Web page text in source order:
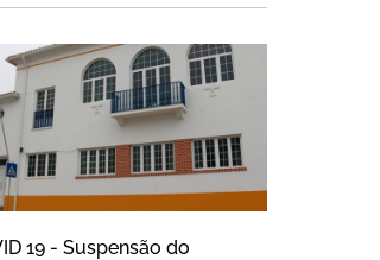
iluminação do Forte
data a divulgar
19 - Suspensão
19 - Suspensão do